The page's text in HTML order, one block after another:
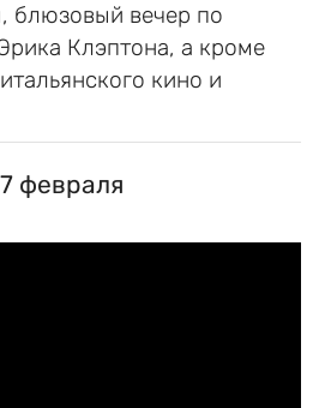
блюзовый вечер по
Клэптона, а кроме
кино и
февраля